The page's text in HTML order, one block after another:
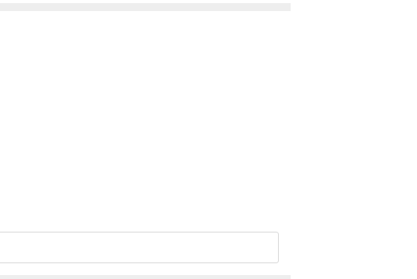
개봉 상태로 문의 부탁드립니다.
며, 동영상이 없는 경우 교환/반품이 제한될 수 있습니다.
BD 전용 기기에서 재생하실 것을 권유해 드립니다.
용 제품을 이용하면 대부분 해결됩니다.
플레이어 사용을 권장드리며, ODD 사용으로 인한 재생 불